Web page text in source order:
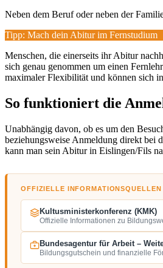
Neben dem Beruf oder neben der
Tipp: Mach dein Abitur im Fernstudium
Menschen, die einerseits ihr Abitur
sich genau genommen um einen
maximaler Flexibilität und können sich
So funktioniert die
Unabhängig davon, ob es um den
beziehungsweise Anmeldung direkt bei
kann man sein Abitur in Eislingen/Fils
OFFIZIELLE INFORMATIONSQUELLEN
Kultusministerkonferenz (KMK)
Offizielle Informationen zu
Bundesagentur für Arbeit –
Bildungsgutschein und finanzielle